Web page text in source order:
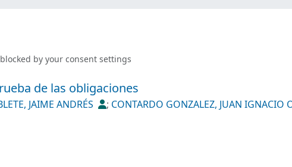
by your consent settings
de las obligaciones
JAIME ANDRÉS ; CONTARDO GONZALEZ, JUAN IGNACIO